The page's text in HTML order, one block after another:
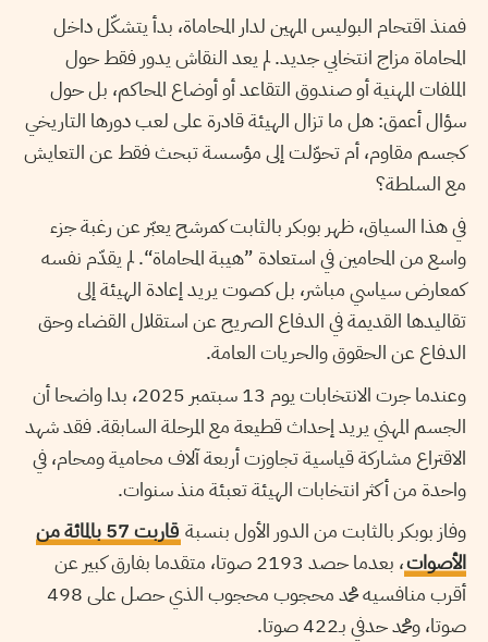
فمنذ اقتحام البوليس المهين لدار المحاماة، بدأ يتشكّل داخل
المحاماة مزاج انتخابي جديد. لم يعد النقاش يدور فقط حول
الملفات المهنية أو صندوق التقاعد أو أوضاع المحاكم، بل حول
سؤال أعمق: هل ما تزال الهيئة قادرة على لعب دورها التاريخي
كجسم مقاوم، أم تحوّلت إلى مؤسسة تبحث فقط عن التعايش
مع السلطة؟
في هذا السياق، ظهر بوبكر بالثابت كمرشح يعبّر عن رغبة جزء
واسع من المحامين في استعادة ”هيبة المحاماة“. لم يقدّم نفسه
كمعارض سياسي مباشر، بل كصوت يريد إعادة الهيئة إلى
تقاليدها القديمة في الدفاع الصريح عن استقلال القضاء وحق
الدفاع عن الحقوق والحريات العامة.
وعندما جرت الانتخابات يوم 13 سبتمبر 2025، بدا واضحا أن
الجسم المهني يريد إحداث قطيعة مع المرحلة السابقة. فقد شهد
الاقتراع مشاركة قياسية تجاوزت أربعة آلاف محامية ومحام، في
واحدة من أكثر انتخابات الهيئة تعبئة منذ سنوات.
وفاز بوبكر بالثابت من الدور الأول بنسبة
قاربت 57 بالمائة من
الأصوات
، بعدما حصد 2193 صوتا، متقدما بفارق كبير عن
أقرب منافسيه محمد محجوب محجوب الذي حصل على 498
صوتا، ومحمد حدفي بـ422 صوتا.